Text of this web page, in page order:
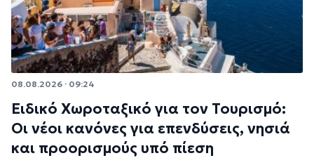
08.08.2026 · 09:24
Ειδικό Χωροταξικό για τον Τουρισμό:
Οι νέοι κανόνες για επενδύσεις, νησιά
και προορισμούς υπό πίεση